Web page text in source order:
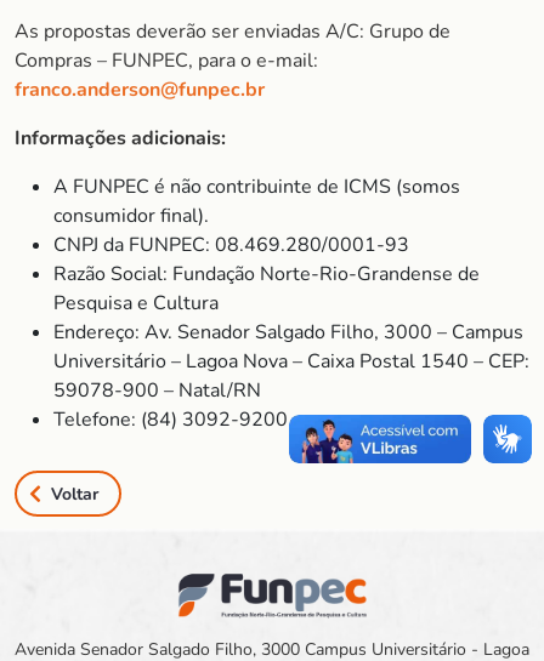
As propostas deverão ser enviadas A/C: Grupo de
Compras – FUNPEC, para o e-mail:
franco.anderson@funpec.br
Informações adicionais:
A FUNPEC é não contribuinte de ICMS (somos
consumidor final).
CNPJ da FUNPEC: 08.469.280/0001-93
Razão Social: Fundação Norte-Rio-Grandense de
Pesquisa e Cultura
Endereço: Av. Senador Salgado Filho, 3000 – Campus
Universitário – Lagoa Nova – Caixa Postal 1540 – CEP:
59078-900 – Natal/RN
Telefone: (84) 3092-9200
Voltar
Avenida Senador Salgado Filho, 3000 Campus Universitário - Lagoa